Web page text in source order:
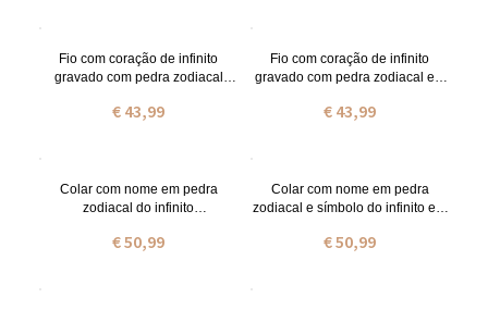
Fio com coração de infinito
gravado com pedra zodiacal
€ 43,99
Fio com coração de infinito
gravado com pedra zodiacal em
€ 43,99
Colar com nome em pedra
zodiacal do infinito
€ 50,99
Colar com nome em pedra
zodiacal e símbolo do infinito em
€ 50,99